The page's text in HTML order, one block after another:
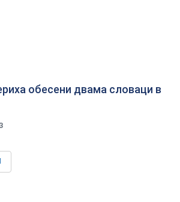
обесени двама словаци в